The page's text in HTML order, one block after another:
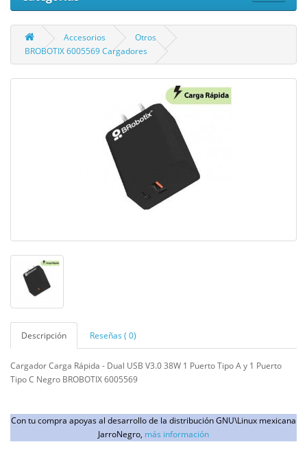
Accesorios
Otros
BROBOTIX 6005569 Cargadores
Descripción Reseñas ( 0)
Cargador Carga Rápida - Dual USB V3.0 38W 1 Puerto Tipo A y 1 Puerto
Tipo C Negro BROBOTIX 6005569
Con tu compra apoyas al desarrollo de la distribución GNU\Linux mexicana
JarroNegro, más información